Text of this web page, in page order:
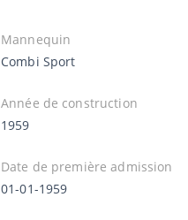
Mannequin
Combi Sport
Année de construction
1959
Date de première admission
01-01-1959